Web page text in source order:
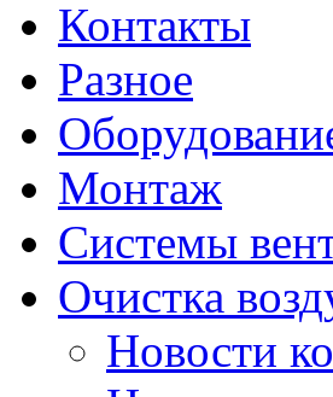
Контакты
Разное
Монтаж
Системы
Очистка
Новости